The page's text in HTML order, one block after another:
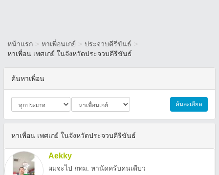
หน้าแรก > หาเพื่อนเกย์ > ประจวบคีรีขันธ์ >
หาเพื่อน เพศเกย์ ในจังหวัดประจวบคีรีขันธ์
ค้นหาเพื่อน
ค้นละเอียด
หาเพื่อน เพศเกย์ ในจังหวัดประจวบคีรีขันธ์
Aekky
ผมจะไป กทม. หานัดครับคนเดีบว